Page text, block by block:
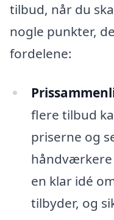
tilbud, når du
nogle punkter,
fordelene:
flere tilbud
priserne og
håndværkere
en klar idé
tilbyder, og